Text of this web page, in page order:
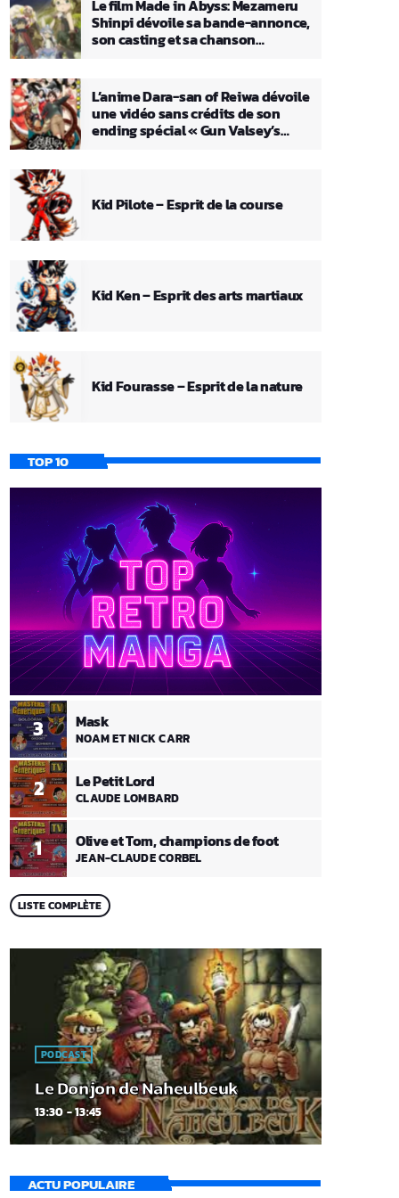
Le film Made in Abyss: Mezameru
Shinpi dévoile sa bande-annonce,
son casting et sa chanson
L’anime Dara-san of Reiwa dévoile
une vidéo sans crédits de son
ending spécial « Gun Valsey’s
Kid Pilote – Esprit de la course
Kid Ken – Esprit des arts martiaux
Kid Fourasse – Esprit de la nature
TOP 10
1 Olive et Tom, champions de foot
JEAN-CLAUDE CORBEL
2 Le Petit Lord
CLAUDE LOMBARD
3 Mask
NOAM ET NICK CARR
LISTE COMPLÈTE
PODCAST
Le Donjon de Naheulbeuk
13:30 - 13:45
ACTU POPULAIRE